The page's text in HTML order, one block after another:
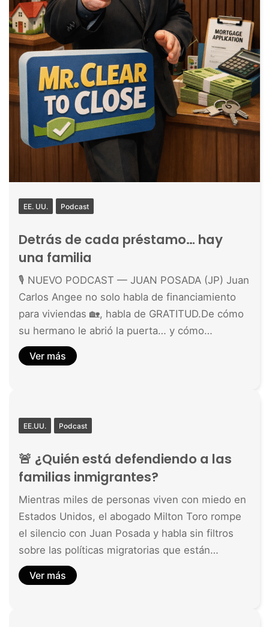
EE. UU. Podcast
Detrás de cada préstamo… hay
una familia
🎙️ NUEVO PODCAST — JUAN POSADA (JP) Juan
Carlos Angee no solo habla de financiamiento
para viviendas 🏡, habla de GRATITUD.De cómo
su hermano le abrió la puerta… y cómo…
Ver más
EE.UU. Podcast
🚨 ¿Quién está defendiendo a las
familias inmigrantes?
Mientras miles de personas viven con miedo en
Estados Unidos, el abogado Milton Toro rompe
el silencio con Juan Posada y habla sin filtros
sobre las políticas migratorias que están…
Ver más